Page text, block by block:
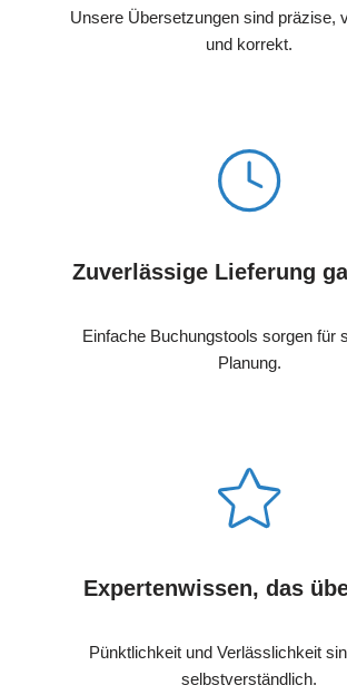
Unsere Übersetzungen sind präzise,
und korrekt.
Zuverlässige Lieferung
Einfache Buchungstools sorgen für
Planung.
Expertenwissen, das
Pünktlichkeit und Verlässlichkeit
selbstverständlich.